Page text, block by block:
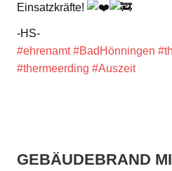
Einsatzkräfte!
-HS-
#ehrenamt #BadHönningen
#thermeerding #Auszeit
GEBÄUDEBRAND